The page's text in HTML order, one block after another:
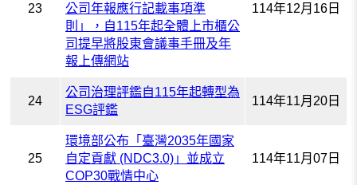
23
公司年報應行記載事項準
則」，自115年起全體上市櫃公
司提早將股東會議事手冊及年
報上傳網站
114年12月16日
24
公司治理評鑑自115年起轉型為
ESG評鑑
114年11月20日
25
環境部公布「臺灣2035年國家
自定貢獻 (NDC3.0)」並成立
COP30戰情中心
114年11月07日